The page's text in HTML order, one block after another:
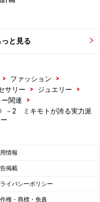
と見る
> ファッション
>
サリー > ジュエリー
>
関連
>
》－2 ミキモトが誇る実力派
情報
掲載
イバシーポリシー
権・商標・免責